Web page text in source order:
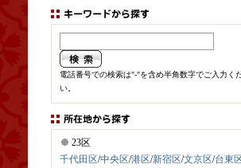
電話番号での検索は"-"を含め半角数字でご入力く
い。
23区
千代田区/中央区/港区/新宿区/文京区/台東